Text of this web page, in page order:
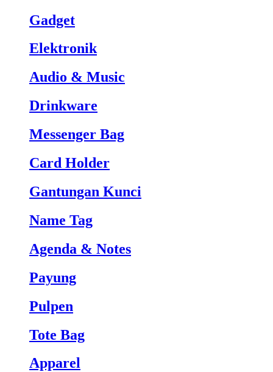
Gadget
Elektronik
Audio & Music
Drinkware
Messenger Bag
Card Holder
Gantungan Kunci
Name Tag
Agenda & Notes
Payung
Pulpen
Tote Bag
Apparel